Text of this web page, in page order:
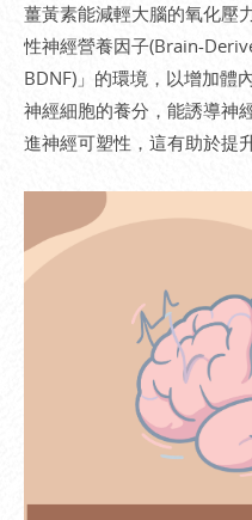
薑黃素能減輕大腦的氧化壓
性神經營養因子(Brain-
BDNF)」的環境，以增加體
神經細胞的養分，能誘導神
進神經可塑性，這有助於提